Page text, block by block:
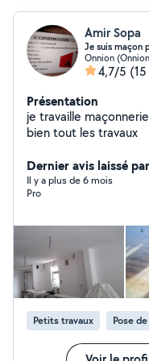
Amir Sopa
Je suis maçon
Onnion
4,7/5
Présentation
je travaille
bien tout les travaux
Dernier avis laissé
Il y a plus de 6 mois
Pro
Petits travaux Pose